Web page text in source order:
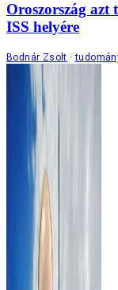
Oroszország
ISS helyére
Bodnár Zsolt